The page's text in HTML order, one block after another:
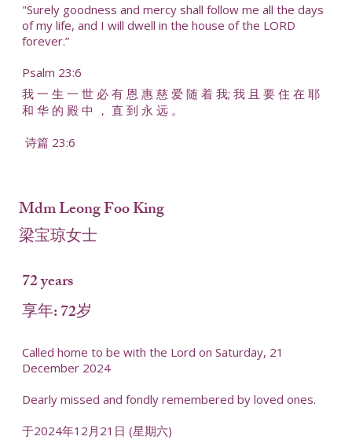
"Surely goodness and mercy shall follow me all the days
of my life, and I will dwell in the house of the LORD
forever.”
Psalm 23:6
我 一 生 一 世 必 有 恩 惠 慈 爱 随 着 我; 我 且 要 住 在 耶
和 华 的 殿 中 ， 直 到 永 远 。
诗篇 23:6
Mdm Leong Foo King
梁宝琼女士
72 years
享年: 72岁
Called home to be with the Lord on Saturday, 21
December 2024
Dearly missed and fondly remembered by loved ones.
于2024年12月21日 (星期六)